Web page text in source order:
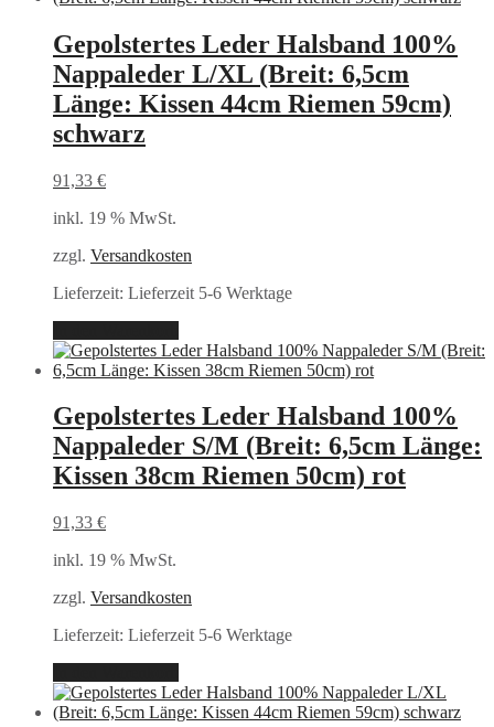
Gepolstertes Leder Halsband 100%
Nappaleder L/XL (Breit: 6,5cm
Länge: Kissen 44cm Riemen 59cm)
schwarz
91,33 €
inkl. 19 % MwSt.
zzgl. Versandkosten
Lieferzeit: Lieferzeit 5-6 Werktage
Gepolstertes Leder Halsband 100%
Nappaleder S/M (Breit: 6,5cm Länge:
Kissen 38cm Riemen 50cm) rot
91,33 €
inkl. 19 % MwSt.
zzgl. Versandkosten
Lieferzeit: Lieferzeit 5-6 Werktage